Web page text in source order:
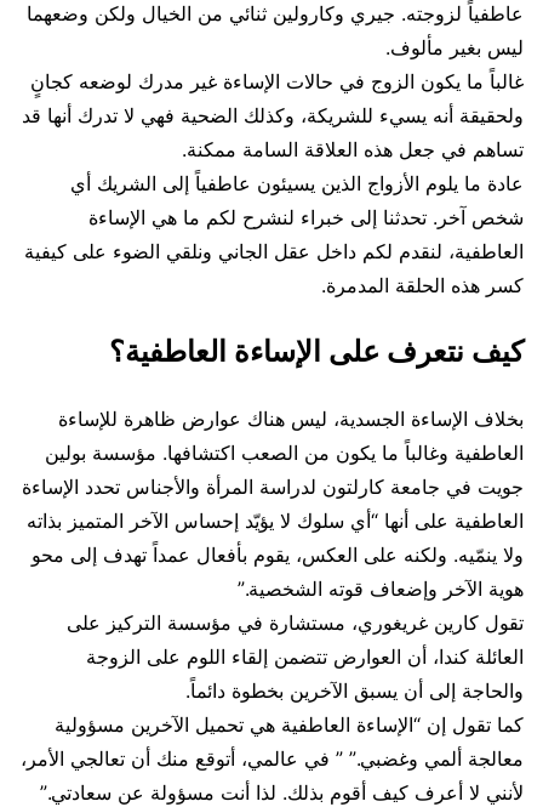
عاطفياً لزوجته. جيري وكارولين ثنائي من الخيال ولكن وضعهما
ليس بغير مألوف.
غالباً ما يكون الزوج في حالات الإساءة غير مدرك لوضعه كجانٍ
ولحقيقة أنه يسيء للشريكة، وكذلك الضحية فهي لا تدرك أنها قد
تساهم في جعل هذه العلاقة السامة ممكنة.
عادة ما يلوم الأزواج الذين يسيئون عاطفياً إلى الشريك أي
شخص آخر. تحدثنا إلى خبراء لنشرح لكم ما هي الإساءة
العاطفية، لنقدم لكم داخل عقل الجاني ونلقي الضوء على كيفية
كسر هذه الحلقة المدمرة.
كيف نتعرف على الإساءة العاطفية؟
بخلاف الإساءة الجسدية، ليس هناك عوارض ظاهرة للإساءة
العاطفية وغالباً ما يكون من الصعب اكتشافها. مؤسسة بولين
جويت في جامعة كارلتون لدراسة المرأة والأجناس تحدد الإساءة
العاطفية على أنها “أي سلوك لا يؤيّد إحساس الآخر المتميز بذاته
ولا ينمّيه. ولكنه على العكس، يقوم بأفعال عمداً تهدف إلى محو
هوية الآخر وإضعاف قوته الشخصية.”
تقول كارين غريغوري، مستشارة في مؤسسة التركيز على
العائلة كندا، أن العوارض تتضمن إلقاء اللوم على الزوجة
والحاجة إلى أن يسبق الآخرين بخطوة دائماً.
كما تقول إن “الإساءة العاطفية هي تحميل الآخرين مسؤولية
معالجة ألمي وغضبي.” ” في عالمي، أتوقع منك أن تعالجي الأمر،
لأنني لا أعرف كيف أقوم بذلك. لذا أنت مسؤولة عن سعادتي.”